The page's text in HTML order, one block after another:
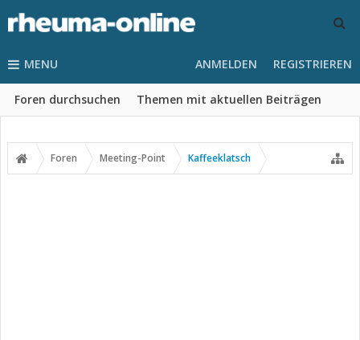
MENU
Foren durchsuchen Themen mit aktuellen Beiträgen
ANMELDEN REGISTRIEREN
Foren Meeting-Point Kaffeeklatsch